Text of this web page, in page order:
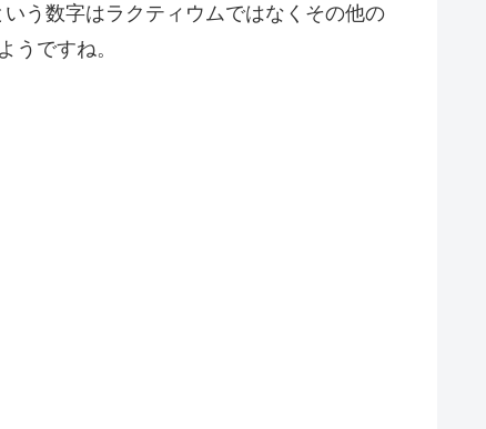
う数字はラクティウムではなくその他の
うですね。